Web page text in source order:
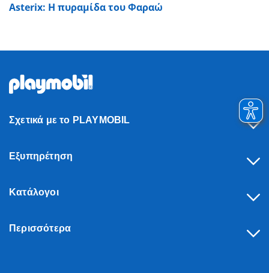
Asterix: Η πυραμίδα του Φαραώ
Σχετικά με το PLAYMOBIL
Εξυπηρέτηση
Κατάλογοι
Περισσότερα